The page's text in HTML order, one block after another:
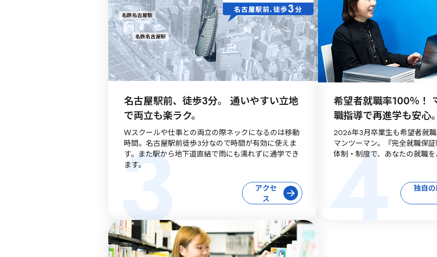
名古屋駅前、徒歩3分。 通いやすい立地
で両立も楽ラク。
Ｗスクールや仕事との両立の際ネックになるのは移動
時間。名古屋駅前徒歩3分なので時間が有効に使えま
す。また駅から地下道直結で雨にも濡れずに通学でき
ます。
アクセ
ス
3
希望者就職率100％！
職指導で再進学も安心。
2026年3月卒業生も希望者就
マンツーマン。『完全就職保
体制・制度で、あなたの就職を
独自
4